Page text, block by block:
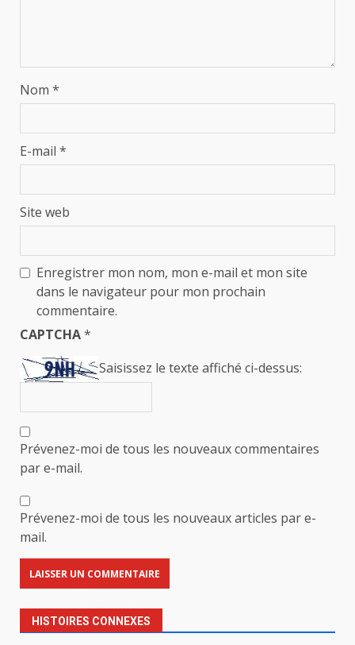
Nom *
E-mail *
Site web
Enregistrer mon nom, mon e-mail et mon site
dans le navigateur pour mon prochain
commentaire.
CAPTCHA*
Saisissez le texte affiché ci-dessus:
Prévenez-moi de tous les nouveaux commentaires
par e-mail.
Prévenez-moi de tous les nouveaux articles par e-
mail.
HISTOIRES CONNEXES